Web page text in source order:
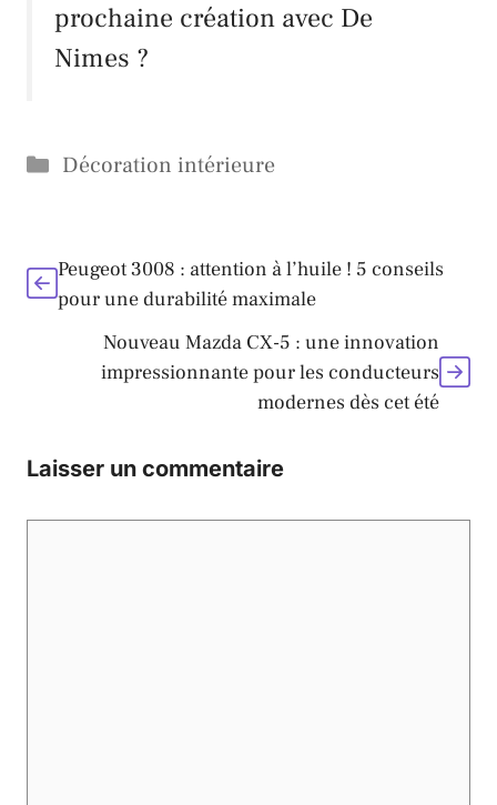
prochaine création avec De
Nimes ?
Catégories
Décoration intérieure
Peugeot 3008 : attention à l’huile ! 5 conseils
pour une durabilité maximale
Nouveau Mazda CX-5 : une innovation
impressionnante pour les conducteurs
modernes dès cet été
Laisser un commentaire